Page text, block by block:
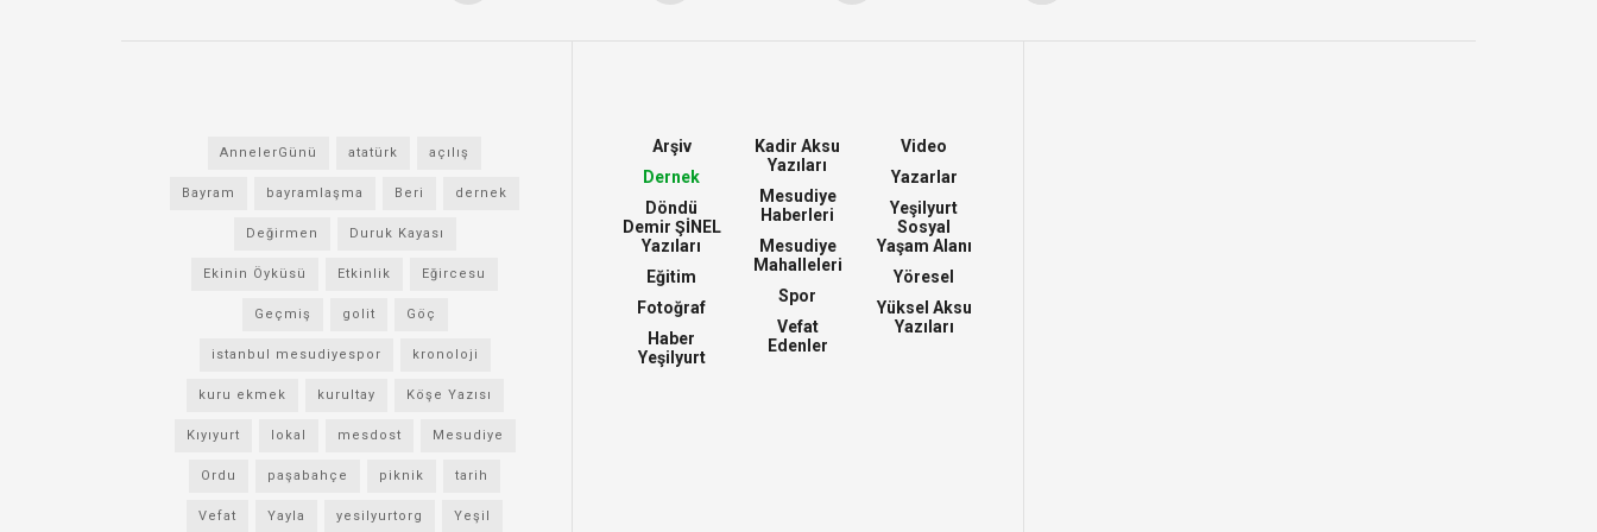
AnnelerGünü atatürk açılış
Bayram bayramlaşma Beri dernek
Değirmen Duruk Kayası
Ekinin Öyküsü Etkinlik Eğircesu
Geçmiş golit Göç
istanbul mesudiyespor kronoloji
kuru ekmek kurultay Köşe Yazısı
Kıyıyurt lokal mesdost Mesudiye
Ordu paşabahçe piknik tarih
Vefat Yayla yesilyurtorg Yeşil
Arşiv
Dernek
Döndü
Demir ŞİNEL
Yazıları
Eğitim
Fotoğraf
Haber
Yeşilyurt
Kadir Aksu
Yazıları
Mesudiye
Haberleri
Mesudiye
Mahalleleri
Spor
Vefat
Edenler
Video
Yazarlar
Yeşilyurt
Sosyal
Yaşam Alanı
Yöresel
Yüksel Aksu
Yazıları